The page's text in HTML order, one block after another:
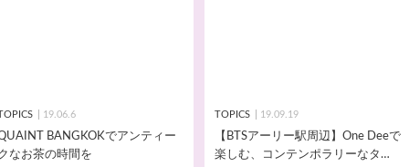
19.06.6
BANGKOKでアンティー
なお茶の時間を
TOPICS 19.09.19
【BTSアーリー駅周辺】One Deeで
楽しむ、コンテンポラリーなタイ